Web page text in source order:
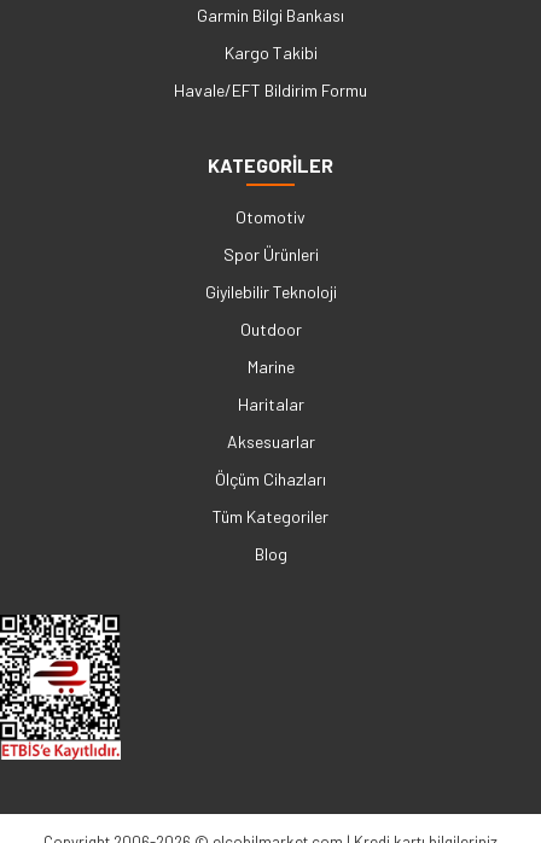
Garmin Bilgi Bankası
Kargo Takibi
Havale/EFT Bildirim Formu
KATEGORİLER
Otomotiv
Spor Ürünleri
Giyilebilir Teknoloji
Outdoor
Marine
Haritalar
Aksesuarlar
Ölçüm Cihazları
Tüm Kategoriler
Blog